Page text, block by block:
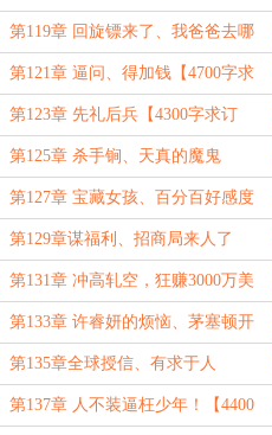
字求订阅】
第119章 回旋镖来了、我爸爸去哪
了？【4300字求订阅】
第121章 逼问、得加钱【4700字求
订阅】
第123章 先礼后兵【4300字求订
阅】
第125章 杀手锏、天真的魔鬼
【4200字求订阅】
第127章 宝藏女孩、百分百好感度
的兰卿【4200字求订阅】
第129章谋福利、招商局来人了
【4100字求订阅】
第131章 冲高轧空，狂赚3000万美
元【4000字求订阅】
第133章 许睿妍的烦恼、茅塞顿开
的盛淮清【4000字求订阅】
第135章全球授信、有求于人
【4100字求订阅】
第137章 人不装逼枉少年！【4400